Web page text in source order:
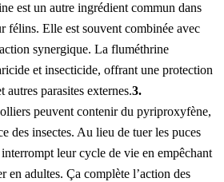
est un autre ingrédient commun dans
félins. Elle est souvent combinée avec
synergique. La fluméthrine
et insecticide, offrant une protection
autres parasites externes.3.
peuvent contenir du pyriproxyfène,
des insectes. Au lieu de tuer les puces
leur cycle de vie en empêchant
en adultes. Ça complète l’action des